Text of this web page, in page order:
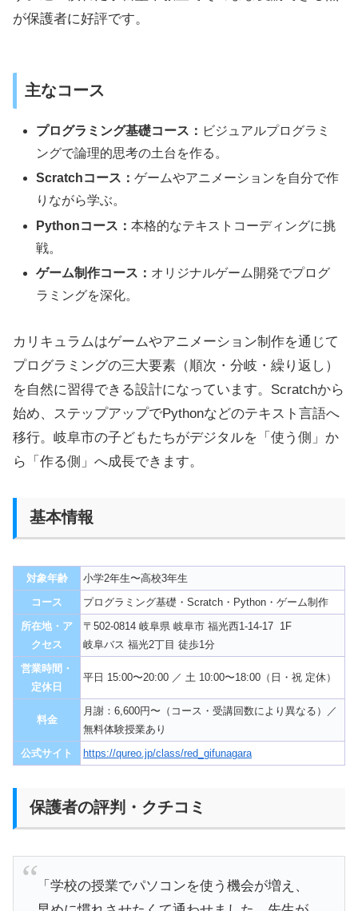
が保護者に好評です。
主なコース
プログラミング基礎コース： ビジュアルプログラミ
ングで論理的思考の土台を作る。
Scratchコース：ゲームやアニメーションを自分で作
りながら学ぶ。
Pythonコース：本格的なテキストコーディングに挑
戦。
ゲーム制作コース： オリジナルゲーム開発でプログ
ラミングを深化。
カリキュラムはゲームやアニメーション制作を通じて
プログラミングの三大要素（順次・分岐・繰り返し）
を自然に習得できる設計になっています。Scratchから
始め、ステップアップでPythonなどのテキスト言語へ
移行。岐阜市の子どもたちがデジタルを「使う側」か
ら「作る側」へ成長できます。
基本情報
対象年齢
小学2年生〜高校3年生
コース
プログラミング基礎・Scratch・Python・ゲーム制作
所在地・ア
クセス
〒502-0814 岐阜県 岐阜市 福光西1-14-17 1F
岐阜バス 福光2丁目 徒歩1分
営業時間・
定休日
平日 15:00〜20:00 ／ 土 10:00〜18:00（日・祝 定休）
料金
月謝：6,600円〜（コース・受講回数により異なる）／
無料体験授業あり
公式サイト
https://qureo.jp/class/red_gifunagara
保護者の評判・クチコミ
「学校の授業でパソコンを使う機会が増え、